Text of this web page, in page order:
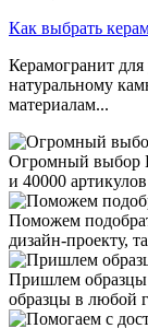
Как выбрать
Керамогранит
натуральному
материалам...
Огромный выбор
и 40000
Поможем
дизайн-проекту,
Пришлем образцы
образцы в любой